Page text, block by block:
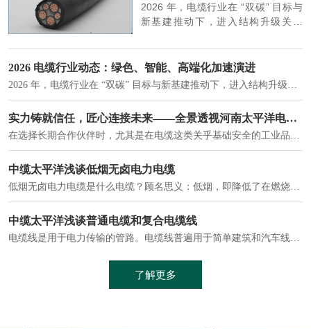
2026 年，电缆行业在 “双碳” 目标与
新基建推动下，进入结构升级关键
大清晰趋势，市场格局持续优化。
2026 电缆行业动态：绿色、智能、高端化加速演进
实力铸就信任，匠心连接未来——全景透视河南太平洋电缆厂
在选择长期合作伙伴时，尤其是在电缆这类关乎基础安全的工业品上，供应商的“内在实力”远比一纸报价单更重要。今天，我们邀请您“云参观”河南太平洋电缆厂，透过每一个细节，看我们如何将“可靠”二字，铸入每一米电缆。
中缆太平洋浅谈低烟无卤电力电缆
低烟无卤电力电缆是什么电缆？顾名思义：低烟，即降低了在燃烧时有害物体的产生；卤素对于人体来说是一种有毒气体，无卤就是没有毒气体的释放，通常是针对电缆遇火灾时而言的。低烟无卤电力电缆又可以称之为环保电缆，低烟无卤电缆大多数用于医院和对环境卫生要求比较严格的地方。
中缆太平洋浅谈普通电缆和复合电缆线
电缆线是用于电力传输的管路。电缆线普遍用于简单建筑和汽车线材，作为能源输送缆线，电缆线的复杂结构勿庸置疑。根据目标功能，电缆线具有以下一些特点：建筑用和车用线材要求轻质、大批量生产、价格低廉、具有相当的电学和力学性能和长时间的耐老化性能；工业用线材必须具有符合客户要求的性能；
了解更多